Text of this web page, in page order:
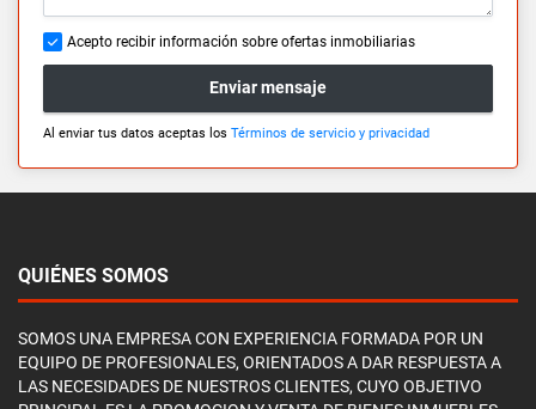
Acepto recibir información sobre ofertas inmobiliarias
Enviar mensaje
Al enviar tus datos aceptas los Términos de servicio y privacidad
QUIÉNES SOMOS
SOMOS UNA EMPRESA CON EXPERIENCIA FORMADA POR UN
EQUIPO DE PROFESIONALES, ORIENTADOS A DAR RESPUESTA A
LAS NECESIDADES DE NUESTROS CLIENTES, CUYO OBJETIVO